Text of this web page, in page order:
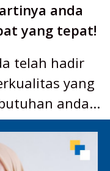
anda
yang tepat!
telah hadir
yang
anda...